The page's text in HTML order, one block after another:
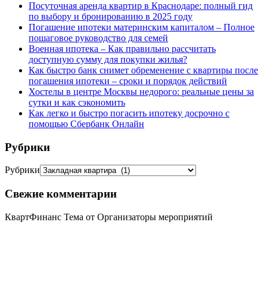
Посуточная аренда квартир в Краснодаре: полный гид
по выбору и бронированию в 2025 году
Погашение ипотеки материнским капиталом – Полное
пошаговое руководство для семей
Военная ипотека – Как правильно рассчитать
доступную сумму для покупки жилья?
Как быстро банк снимет обременение с квартиры после
погашения ипотеки – сроки и порядок действий
Хостелы в центре Москвы недорого: реальные цены за
сутки и как сэкономить
Как легко и быстро погасить ипотеку досрочно с
помощью Сбербанк Онлайн
Рубрики
Рубрики
Свежие комментарии
КвартФинанс Тема от Организаторы мероприятий